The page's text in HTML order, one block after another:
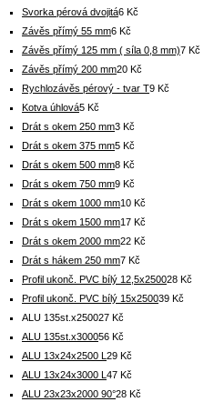
Svorka pérová dvojitá6 Kč
Závěs přímý 55 mm6 Kč
Závěs přímý 125 mm ( síla 0,8 mm)7 Kč
Závěs přímý 200 mm20 Kč
Rychlozávěs pérový - tvar T9 Kč
Kotva úhlová5 Kč
Drát s okem 250 mm3 Kč
Drát s okem 375 mm5 Kč
Drát s okem 500 mm8 Kč
Drát s okem 750 mm9 Kč
Drát s okem 1000 mm10 Kč
Drát s okem 1500 mm17 Kč
Drát s okem 2000 mm22 Kč
Drát s hákem 250 mm7 Kč
Profil ukonč. PVC bílý 12,5x250028 Kč
Profil ukonč. PVC bílý 15x250039 Kč
ALU 135st.x250027 Kč
ALU 135st.x300056 Kč
ALU 13x24x2500 L 29 Kč
ALU 13x24x3000 L 47 Kč
ALU 23x23x2000 90°28 Kč